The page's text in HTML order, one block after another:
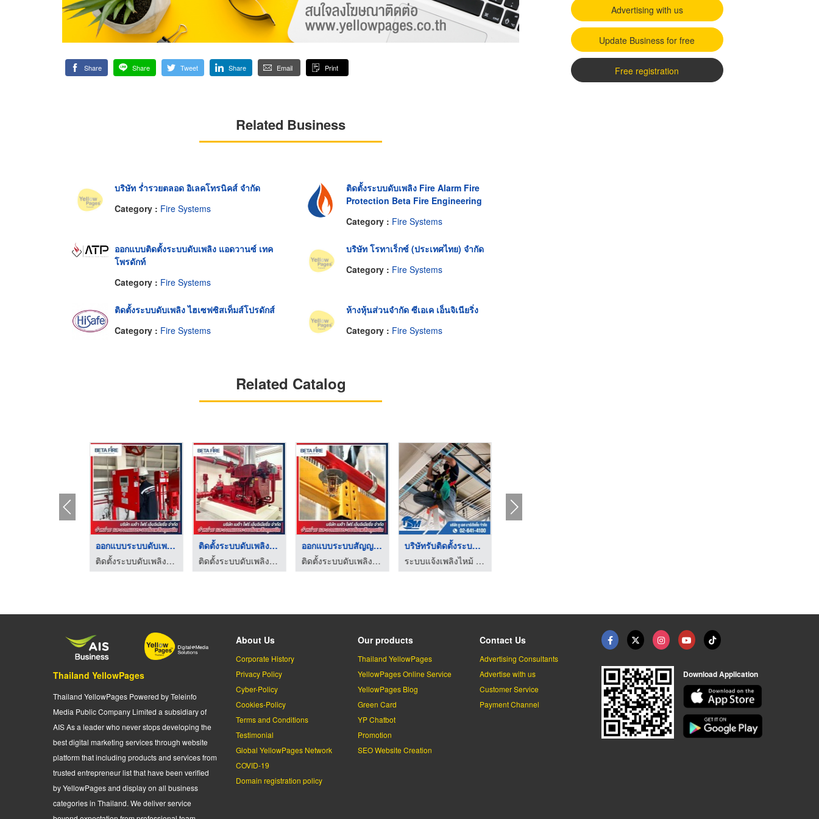
Share Share Tweet Share Email Print
Related Business
บริษัท ร่ำรวยตลอด อิเลคโทรนิคส์ จำกัด
Category : Fire Systems
ติดตั้งระบบดับเพลิง Fire Alarm Fire
Protection Beta Fire Engineering
Category : Fire Systems
ออกแบบติดตั้งระบบดับเพลิง แอดวานซ์ เทค
โพรดักท์
Category : Fire Systems
บริษัท โรทาเร็กซ์ (ประเทศไทย) จำกัด
Category : Fire Systems
ติดตั้งระบบดับเพลิง ไฮเซฟซิสเท็มส์โปรดักส์
Category : Fire Systems
ห้างหุ้นส่วนจำกัด ซีเอเค เอ็นจิเนียริ่ง
Category : Fire Systems
Related Catalog
ออกแบบระบบดับเพลิงโร ...
ติดตั้งระบบดับเพลิง Fire Alarm Fire Protection Beta Fire Engineering
ติดตั้งระบบดับเพลิงโ ...
ติดตั้งระบบดับเพลิง Fire Alarm Fire Protection Beta Fire Engineering
ออกแบบระบบสัญญาณแจ้ง ...
ติดตั้งระบบดับเพลิง Fire Alarm Fire Protection Beta Fire Engineering
บริษัทรับติดตั้งระบบ ...
ระบบแจ้งเพลิงไหม้ ยู เอส มาร์เก็ตติ้ง
Advertising with us
Update Business for free
Free registration
Thailand YellowPages
Thailand YellowPages Powered by Teleinfo
Media Public Company Limited a subsidiary of
AIS As a leader who never stops developing the
best digital marketing services through website
platform that including products and services from
trusted entrepreneur list that have been verified
by YellowPages and display on all business
categories in Thailand. We deliver service
About Us
Corporate History
Privacy Policy
Cyber-Policy
Cookies-Policy
Terms and Conditions
Testimonial
Global YellowPages Network
COVID-19
Domain registration policy
Our products
Thailand YellowPages
YellowPages Online Service
YellowPages Blog
Green Card
YP Chatbot
Promotion
SEO Website Creation
Contact Us
Advertising Consultants
Advertise with us
Customer Service
Payment Channel
Download Application